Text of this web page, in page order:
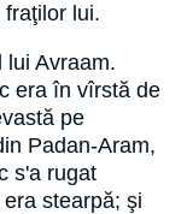
lui.
lui Avraam.
era în vîrstă de
pe
Padan-Aram,
s'a rugat
stearpă; şi